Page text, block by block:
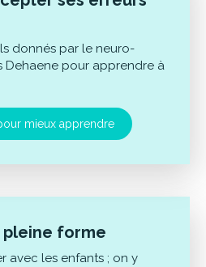
donnés par le neuro-
Dehaene pour apprendre à
mieux apprendre
pleine forme
avec les enfants ; on y